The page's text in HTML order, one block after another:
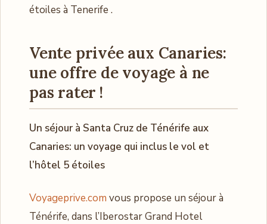
étoiles à Tenerife .
Vente privée aux Canaries:
une offre de voyage à ne
pas rater !
Un séjour à Santa Cruz de Ténérife aux
Canaries: un voyage qui inclus le vol et
l’hôtel 5 étoiles
Voyageprive.com vous propose un séjour à
Ténérife, dans l’Iberostar Grand Hotel